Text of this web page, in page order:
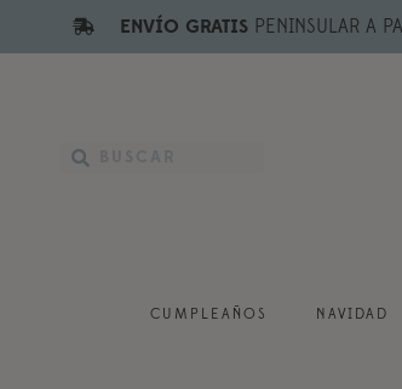
ENVÍO GRATISPENINSULAR A
CUMPLEAÑOS NAVIDAD